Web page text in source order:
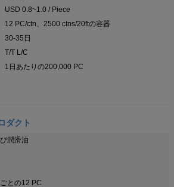
USD 0.8~1.0 / Piece
12 PC/ctn、2500 ctns/20ftの容器
30-35日
T/T L/C
1日あたりの200,000 PC
ダクト
潤滑油
との12 PC